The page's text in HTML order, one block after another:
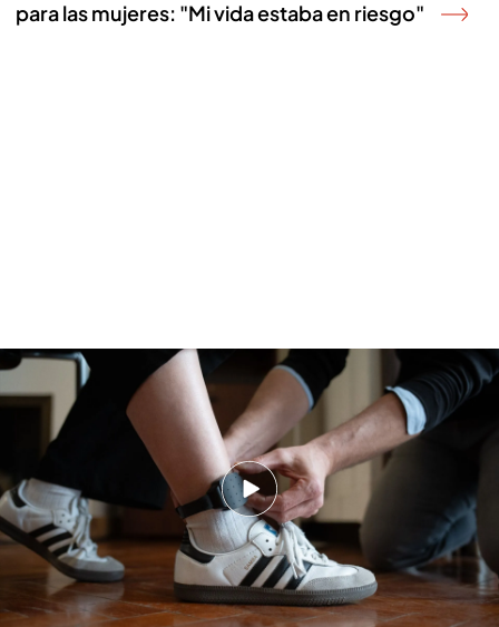
para las mujeres: "Mi vida estaba en riesgo"
El origen de la polémica con las pulseras telemáticas